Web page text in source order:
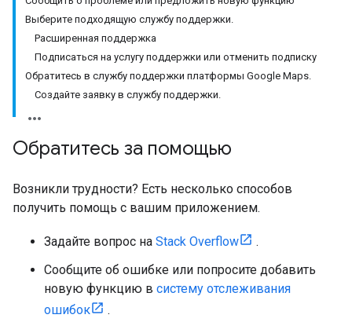
Выберите подходящую службу поддержки.
Расширенная поддержка
Подписаться на услугу поддержки или отменить подписку
Обратитесь в службу поддержки платформы Google Maps.
Создайте заявку в службу поддержки.
Обратитесь за помощью
Возникли трудности? Есть несколько способов
получить помощь с вашим приложением.
Задайте вопрос на Stack Overflow
.
Сообщите об ошибке или попросите добавить
новую функцию в систему отслеживания
ошибок
.